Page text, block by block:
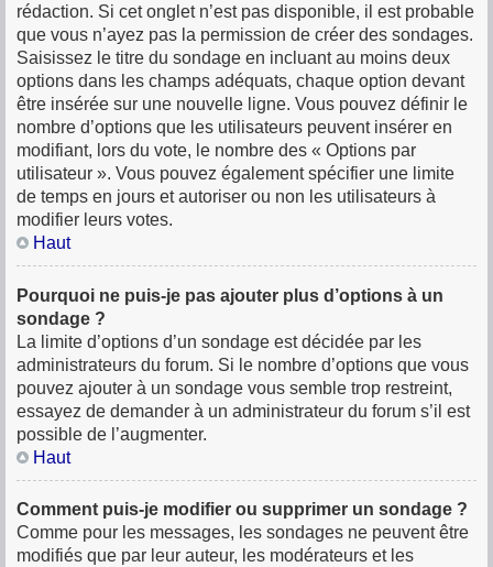
rédaction. Si cet onglet n’est pas disponible, il est probable
que vous n’ayez pas la permission de créer des sondages.
Saisissez le titre du sondage en incluant au moins deux
options dans les champs adéquats, chaque option devant
être insérée sur une nouvelle ligne. Vous pouvez définir le
nombre d’options que les utilisateurs peuvent insérer en
modifiant, lors du vote, le nombre des « Options par
utilisateur ». Vous pouvez également spécifier une limite
de temps en jours et autoriser ou non les utilisateurs à
modifier leurs votes.
Haut
Pourquoi ne puis-je pas ajouter plus d’options à un
sondage ?
La limite d’options d’un sondage est décidée par les
administrateurs du forum. Si le nombre d’options que vous
pouvez ajouter à un sondage vous semble trop restreint,
essayez de demander à un administrateur du forum s’il est
possible de l’augmenter.
Haut
Comment puis-je modifier ou supprimer un sondage ?
Comme pour les messages, les sondages ne peuvent être
modifiés que par leur auteur, les modérateurs et les